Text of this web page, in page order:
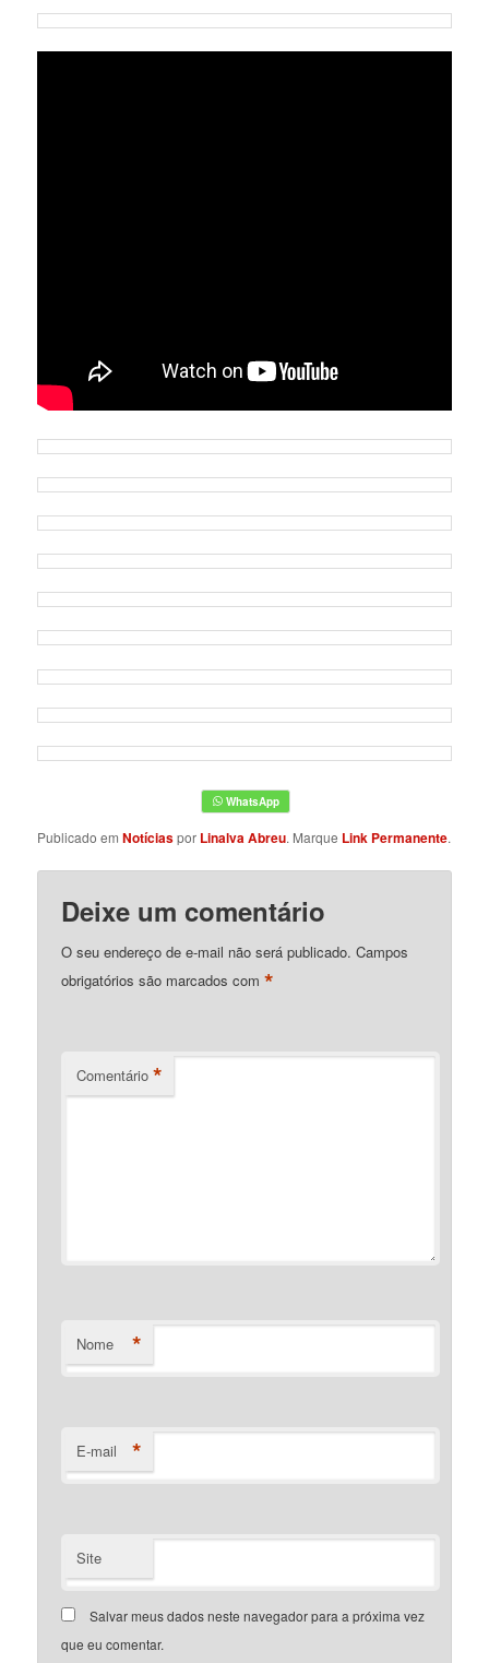
Publicado emNotíciaspor Linalva Abreu. Marque Link Permanente.
Deixe um comentário
O seu endereço de e-mail não será publicado. Campos
obrigatórios são marcados com*
Comentário *
Nome *
E-mail *
Site
Salvar meus dados neste navegador para a próxima vez
que eu comentar.